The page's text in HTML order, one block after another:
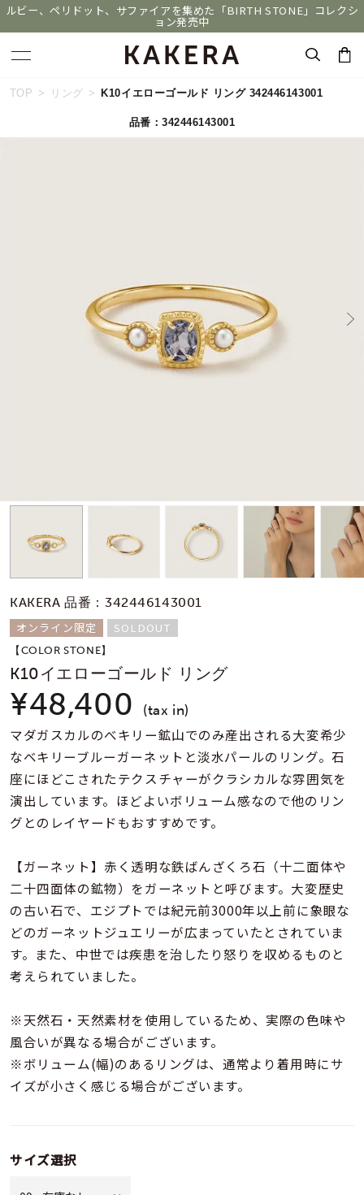
ルビー、ペリドット、サファイアを集めた「BIRTH STONE」コレクシ
ョン発売中
キーワードで検索する
すべてのジュエリー
誕生石
モチーフ
石の色
ファッションテイス
ト
着用シーン
コレクション
リングサイズ
メンズ
リングサイズ
～
在庫 在庫ありのみ すべて表示
TOP リング K10イエローゴールド リング 342446143001
品番：342446143001
KAKERA 品番：342446143001
オンライン限定
SOLDOUT
【COLOR STONE】
K10イエローゴールド リング
¥48,400 (tax in)
マダガスカルのべキリー鉱山でのみ産出される大変希少
なベキリーブルーガーネットと淡水パールのリング。石
座にほどこされたテクスチャーがクラシカルな雰囲気を
演出しています。ほどよいボリューム感なので他のリン
グとのレイヤードもおすすめです。
【ガーネット】赤く透明な鉄ばんざくろ石（十二面体や
二十四面体の鉱物）をガーネットと呼びます。大変歴史
の古い石で、エジプトでは紀元前3000年以上前に象眼な
どのガーネットジュエリーが広まっていたとされていま
す。また、中世では疾患を治したり怒りを収めるものと
考えられていました。
※天然石・天然素材を使用しているため、実際の色味や
風合いが異なる場合がございます。
※ボリューム(幅)のあるリングは、通常より着用時にサ
イズが小さく感じる場合がございます。
サイズ選択